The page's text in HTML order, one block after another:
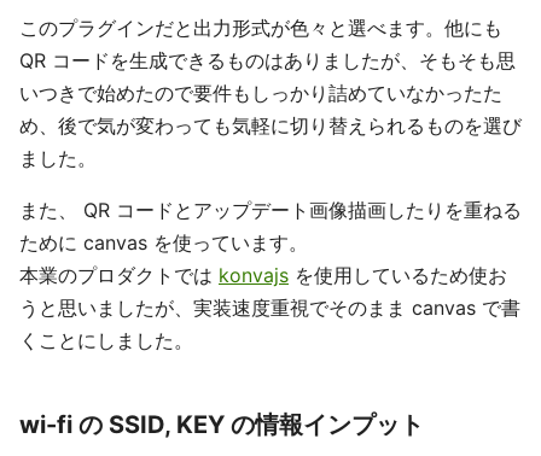
このプラグインだと出力形式が色々と選べます。他にも
QR コードを生成できるものはありましたが、そもそも思
いつきで始めたので要件もしっかり詰めていなかったた
め、後で気が変わっても気軽に切り替えられるものを選び
ました。
また、 QR コードとアップデート画像描画したりを重ねる
ために canvas を使っています。
本業のプロダクトでは konvajs を使用しているため使お
うと思いましたが、実装速度重視でそのまま canvas で書
くことにしました。
wi-fi の SSID, KEY の情報インプット